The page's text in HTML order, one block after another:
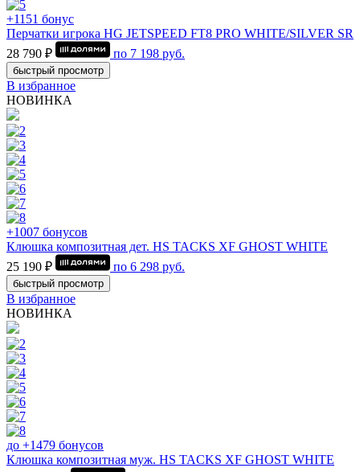
+1151 бонус
Перчатки игрока HG JETSPEED FT8 PRO WHITE/SILVER SR
28 790 ₽
по 7 198 руб.
быстрый просмотр
В избранное
НОВИНКА
+1007 бонусов
Клюшка композитная дет. HS TACKS XF GHOST WHITE
25 190 ₽
по 6 298 руб.
быстрый просмотр
В избранное
НОВИНКА
до +1479 бонусов
Клюшка композитная муж. HS TACKS XF GHOST WHITE